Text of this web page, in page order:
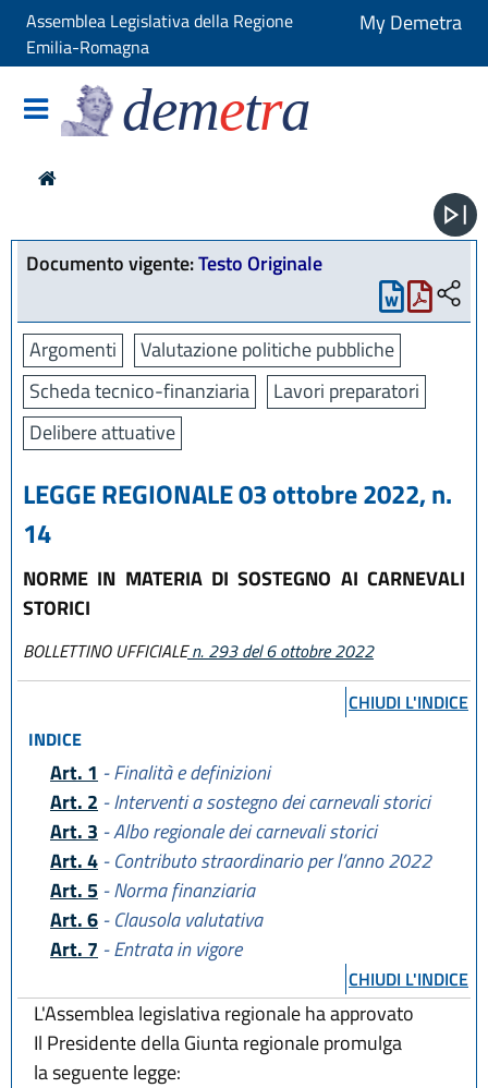
Assemblea Legislativa della Regione
Emilia-Romagna
My Demetra
demetra
Documento vigente:Testo Originale
Argomenti
Valutazione politiche pubbliche
Scheda tecnico-finanziaria
Lavori preparatori
Delibere attuative
LEGGE REGIONALE 03 ottobre 2022, n.
14
NORME IN MATERIA DI SOSTEGNO AI CARNEVALI
STORICI
BOLLETTINO UFFICIALEn. 293 del 6 ottobre 2022
CHIUDI L'INDICE
INDICE
Art. 1 - Finalità e definizioni
Art. 2 - Interventi a sostegno dei carnevali storici
Art. 3 - Albo regionale dei carnevali storici
Art. 4 - Contributo straordinario per l’anno 2022
Art. 5 - Norma finanziaria
Art. 6 - Clausola valutativa
Art. 7 - Entrata in vigore
CHIUDI L'INDICE
L'Assemblea legislativa regionale ha approvato
Il Presidente della Giunta regionale promulga
la seguente legge: